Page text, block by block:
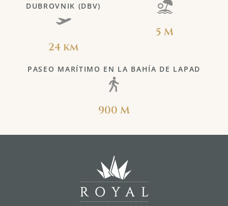
DUBROVNIK (DBV)
24 km
5 M
PASEO MARÍTIMO EN LA BAHÍA DE LAPAD
900 M